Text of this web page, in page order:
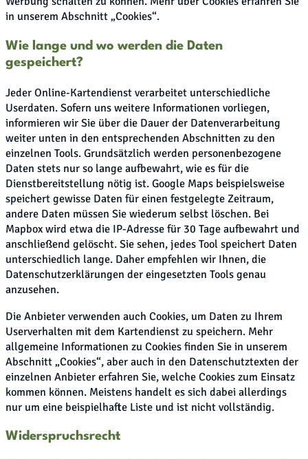
in unserem Abschnitt „Cookies“.
Wie lange und wo werden die Daten
gespeichert?
Jeder Online-Kartendienst verarbeitet unterschiedliche
Userdaten. Sofern uns weitere Informationen vorliegen,
informieren wir Sie über die Dauer der Datenverarbeitung
weiter unten in den entsprechenden Abschnitten zu den
einzelnen Tools. Grundsätzlich werden personenbezogene
Daten stets nur so lange aufbewahrt, wie es für die
Dienstbereitstellung nötig ist. Google Maps beispielsweise
speichert gewisse Daten für einen festgelegte Zeitraum,
andere Daten müssen Sie wiederum selbst löschen. Bei
Mapbox wird etwa die IP-Adresse für 30 Tage aufbewahrt und
anschließend gelöscht. Sie sehen, jedes Tool speichert Daten
unterschiedlich lange. Daher empfehlen wir Ihnen, die
Datenschutzerklärungen der eingesetzten Tools genau
anzusehen.
Die Anbieter verwenden auch Cookies, um Daten zu Ihrem
Userverhalten mit dem Kartendienst zu speichern. Mehr
allgemeine Informationen zu Cookies finden Sie in unserem
Abschnitt „Cookies“, aber auch in den Datenschutztexten der
einzelnen Anbieter erfahren Sie, welche Cookies zum Einsatz
kommen können. Meistens handelt es sich dabei allerdings
nur um eine beispielhafte Liste und ist nicht vollständig.
Widerspruchsrecht